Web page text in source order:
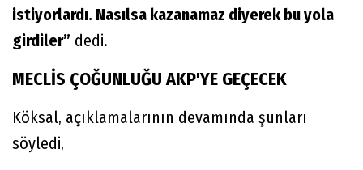
istiyorlardı. Nasılsa kazanamaz diyerek bu yola
girdiler” dedi.
MECLİS ÇOĞUNLUĞU AKP'YE GEÇECEK
Köksal, açıklamalarının devamında şunları
söyledi,